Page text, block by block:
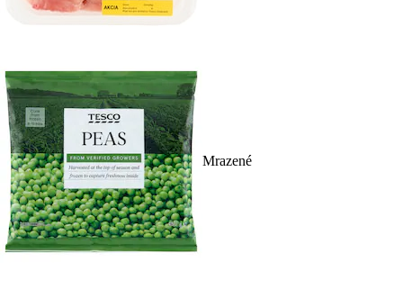
Mrazené